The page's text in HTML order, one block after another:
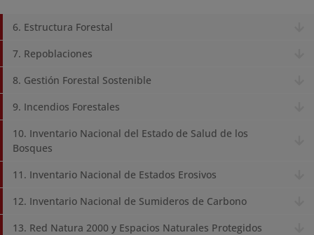
6. Estructura Forestal
7. Repoblaciones
8. Gestión Forestal Sostenible
9. Incendios Forestales
10. Inventario Nacional del Estado de Salud de los
Bosques
11. Inventario Nacional de Estados Erosivos
12. Inventario Nacional de Sumideros de Carbono
13. Red Natura 2000 y Espacios Naturales Protegidos